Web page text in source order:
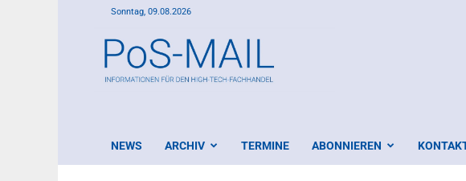
Sonntag, 09.08.2026
Mail
NEWS ARCHIV TERMINE ABONNIEREN